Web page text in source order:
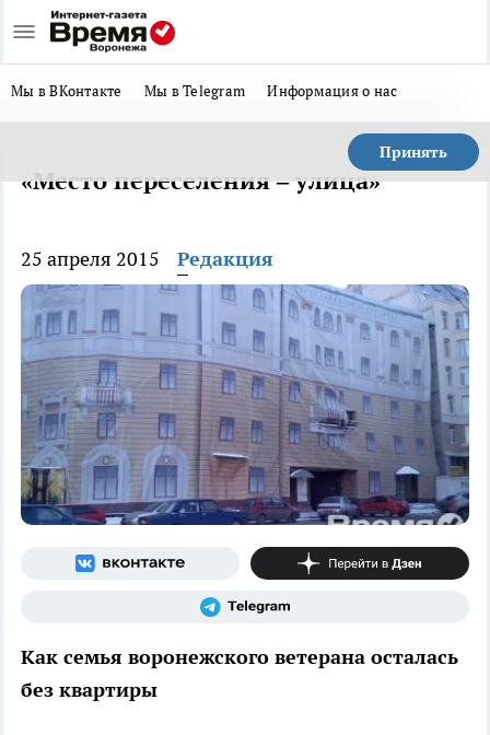
Мы в ВКонтакте Мы в Telegram Информация о нас
Принять
«Место переселения – улица»
25 апреля 2015 Редакция
Как семья воронежского ветерана осталась
без квартиры